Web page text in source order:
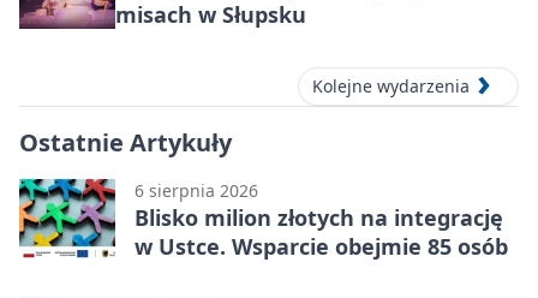
misach w Słupsku
Kolejne wydarzenia
Ostatnie Artykuły
6 sierpnia 2026
Blisko milion złotych na integrację
w Ustce. Wsparcie obejmie 85 osób